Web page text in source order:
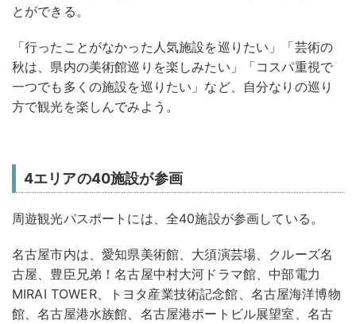
とができる。
「行ったことがなかった人気施設を巡りたい」「芸術の
秋は、県内の美術館巡りを楽しみたい」「コスパ重視で
一つでも多くの施設を巡りたい」など、自分なりの巡り
方で観光を楽しんでみよう。
4エリアの40施設が参画
周遊観光パスポートには、全40施設が参画している。
名古屋市内は、愛知県美術館、大須演芸場、クルーズ名
古屋、豊臣兄弟！名古屋中村大河ドラマ館、中部電力
MIRAI TOWER、トヨタ産業技術記念館、名古屋海洋博物
館、名古屋港水族館、名古屋港ポートビル展望室、名古